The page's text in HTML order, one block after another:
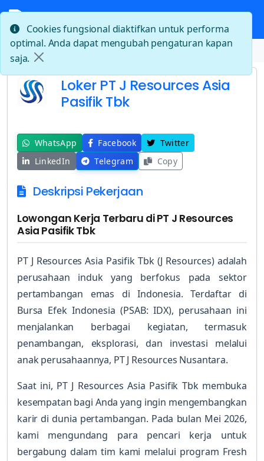
Beranda Loker PT J Resources Asia Pasifik Tbk
Loker PT J Resources Asia
Pasifik Tbk
WhatsApp Facebook
Twitter
LinkedIn
Telegram Copy
Deskripsi Pekerjaan
Lowongan Kerja Terbaru di PT J Resources
Asia Pasifik Tbk
PT J Resources Asia Pasifik Tbk (J Resources) adalah
perusahaan induk yang berfokus pada sektor
pertambangan emas di Indonesia. Terdaftar di
Bursa Efek Indonesia (PSAB: IDX), perusahaan ini
menjalankan berbagai kegiatan, termasuk
penambangan, eksplorasi, dan investasi melalui
anak perusahaannya, PT J Resources Nusantara.
Saat ini, PT J Resources Asia Pasifik Tbk membuka
kesempatan bagi Anda yang ingin mengembangkan
karir di dunia pertambangan. Pada bulan Mei 2026,
kami mengundang para pencari kerja untuk
bergabung dalam tim kami melalui program Fresh
Cookies fungsional diaktifkan untuk performa
optimal. Anda dapat mengubah pengaturan kapan
saja.